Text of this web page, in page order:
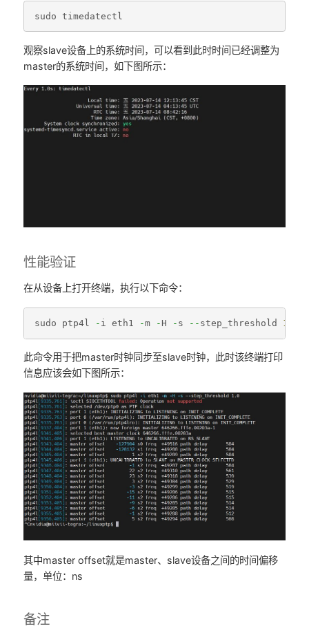
sudo timedatectl
观察slave设备上的系统时间，可以看到此时时间已经调整为
master的系统时间，如下图所示：
性能验证
在从设备上打开终端，执行以下命令：
sudo ptp4l - i eth1 -m - H - s -- step_threshold 1.0
此命令用于把master时钟同步至slave时钟，此时该终端打印
信息应该会如下图所示：
其中master offset就是master、slave设备之间的时间偏移
量，单位：ns
备注